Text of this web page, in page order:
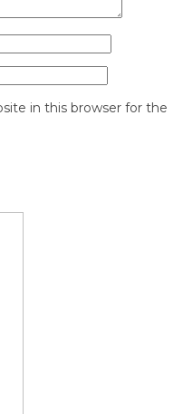
in this browser for the